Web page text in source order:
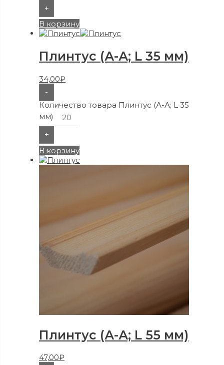
+
В корзину
Плинтус (А-А; L 35 мм)
34,00₽
-
Количество товара Плинтус (А-А; L 35
мм)
+
В корзину
Плинтус (А-А; L 55 мм)
47,00₽